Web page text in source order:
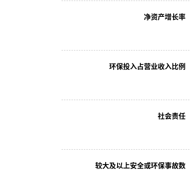
净资产增长率
环保投入占营业收入比例
社会责任
较大及以上安全或环保事故数